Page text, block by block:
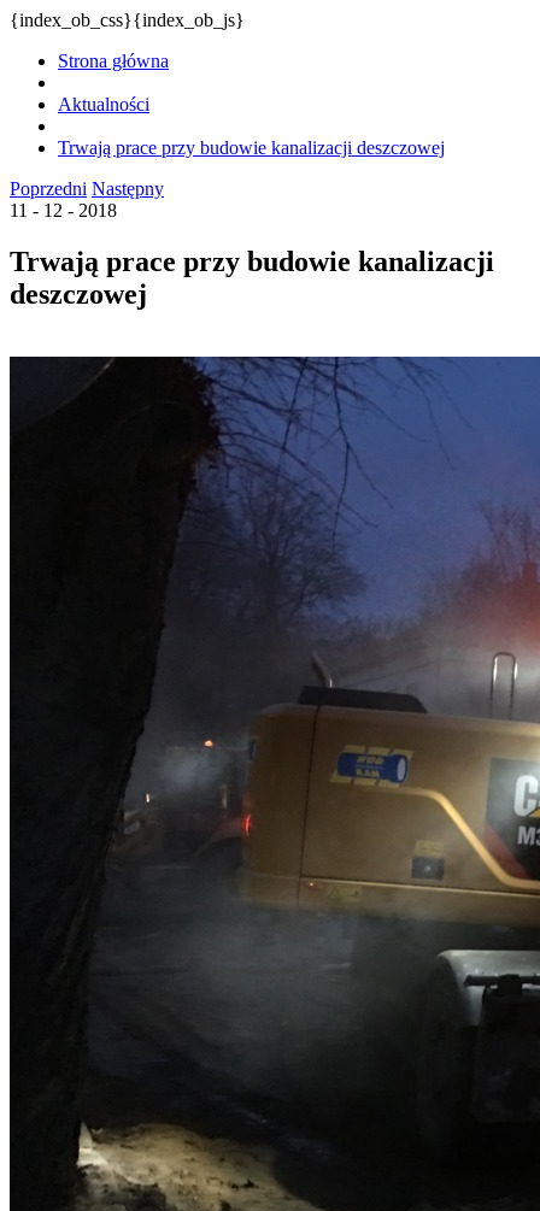
{index_ob_css}{index_ob_js}
Strona główna
Aktualności
Trwają prace przy budowie kanalizacji deszczowej
Poprzedni Następny
11 - 12 - 2018
Trwają prace przy budowie kanalizacji
deszczowej